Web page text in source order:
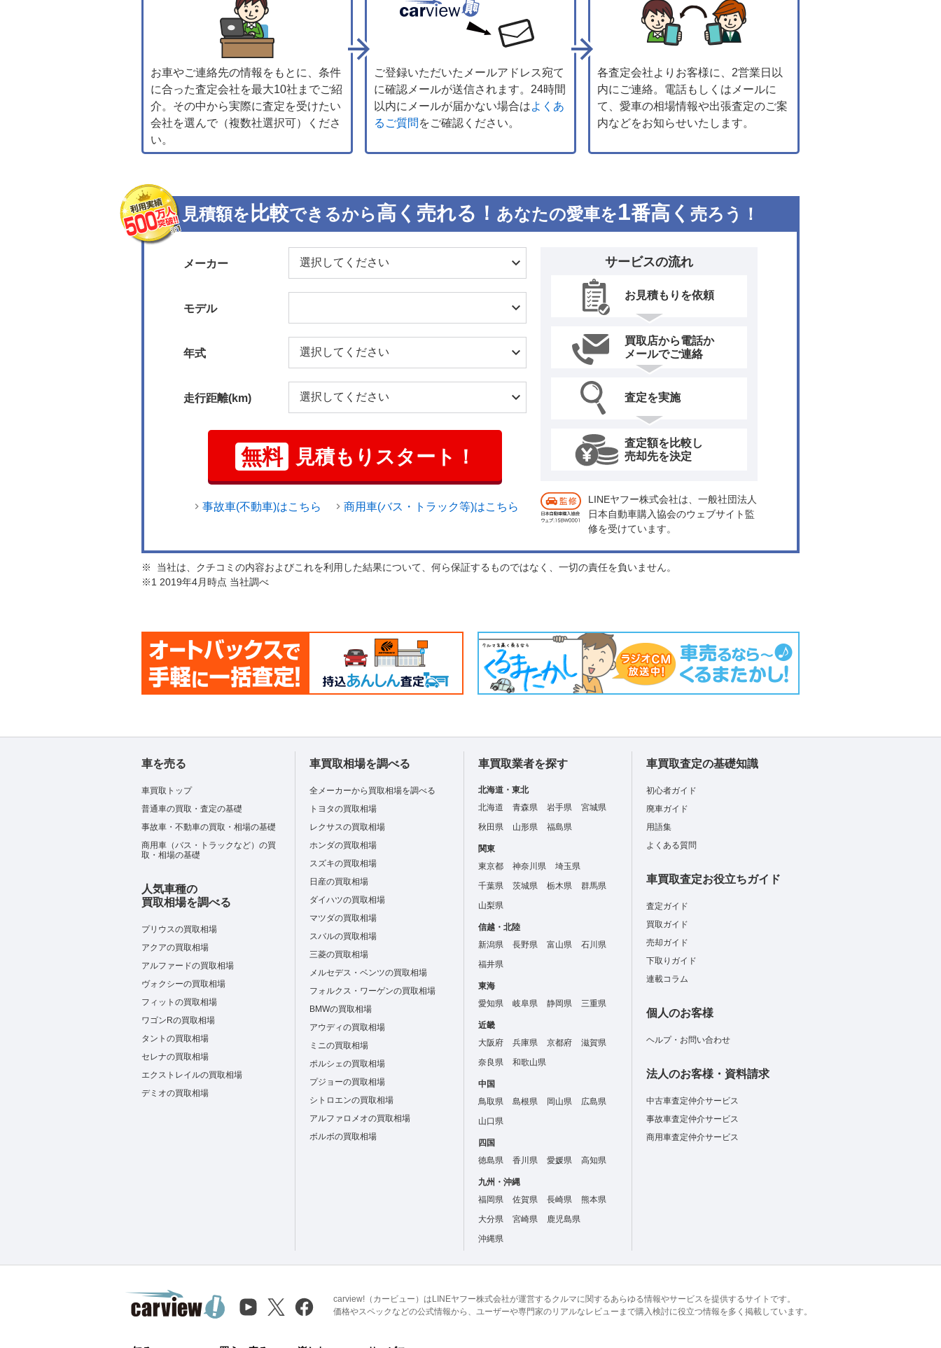
お車やご連絡先の情報をもとに、条件
に合った査定会社を最大10社までご紹
介。その中から実際に査定を受けたい
会社を選んで（複数社選択可）くださ
い。
ご登録いただいたメールアドレス宛て
に確認メールが送信されます。24時間
以内にメールが届かない場合はよくあ
るご質問 をご確認ください。
各査定会社よりお客様に、2営業日以
内にご連絡。電話もしくはメールに
て、愛車の相場情報や出張査定のご案
内などをお知らせいたします。
見積額を 比較できるから高く売れる！ あなたの愛車を1番高く 売ろう！
メーカー
モデル
年式
走行距離(km)
無料 見積もりスタート！
事故車(不動車)はこちら 商用車(バス・トラック等)はこちら
サービスの流れ
お見積もりを依頼
買取店から電話か
メールでご連絡
査定を実施
査定額を比較し
売却先を決定
LINEヤフー株式会社は、一般社団法人
日本自動車購入協会のウェブサイト監
修を受けています。
※ 当社は、クチコミの内容およびこれを利用した結果について、何ら保証するものではなく、一切の責任を負いません。
※1 2019年4月時点 当社調べ
車を売る
車買取トップ
普通車の買取・査定の基礎
事故車・不動車の買取・相場の基礎
商用車（バス・トラックなど）の買
取・相場の基礎
人気車種の
買取相場を調べる
プリウスの買取相場
アクアの買取相場
アルファードの買取相場
ヴォクシーの買取相場
フィットの買取相場
ワゴンRの買取相場
タントの買取相場
セレナの買取相場
エクストレイルの買取相場
デミオの買取相場
車買取相場を調べる
全メーカーから買取相場を調べる
トヨタの買取相場
レクサスの買取相場
ホンダの買取相場
スズキの買取相場
日産の買取相場
ダイハツの買取相場
マツダの買取相場
スバルの買取相場
三菱の買取相場
メルセデス・ベンツの買取相場
フォルクス・ワーゲンの買取相場
BMWの買取相場
アウディの買取相場
ミニの買取相場
ポルシェの買取相場
プジョーの買取相場
シトロエンの買取相場
アルファロメオの買取相場
ボルボの買取相場
車買取業者を探す
北海道・東北
北海道
青森県 岩手県
宮城県
秋田県
山形県 福島県
関東
東京都
神奈川県
埼玉県
千葉県
茨城県 栃木県
群馬県
山梨県
信越・北陸
新潟県
長野県 富山県
石川県
福井県
東海
愛知県
岐阜県 静岡県 三重県
近畿
大阪府
兵庫県 京都府
滋賀県
奈良県
和歌山県
中国
鳥取県
島根県 岡山県
広島県
山口県
四国
徳島県
香川県 愛媛県 高知県
九州・沖縄
福岡県
佐賀県 長崎県
熊本県
大分県
宮崎県
鹿児島県
沖縄県
車買取査定の基礎知識
初心者ガイド
廃車ガイド
用語集
よくある質問
車買取査定お役立ちガイド
査定ガイド
買取ガイド
売却ガイド
下取りガイド
連載コラム
個人のお客様
ヘルプ・お問い合わせ
法人のお客様・資料請求
中古車査定仲介サービス
事故車査定仲介サービス
商用車査定仲介サービス
carview!（カービュー）はLINEヤフー株式会社が運営するクルマに関するあらゆる情報やサービスを提供するサイトです。
価格やスペックなどの公式情報から、ユーザーや専門家のリアルなレビューまで購入検討に役立つ情報を多く掲載しています。